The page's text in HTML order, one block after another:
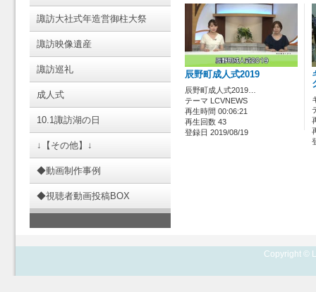
諏訪大社式年造営御柱大祭
諏訪映像遺産
諏訪巡礼
成人式
10.1諏訪湖の日
↓【その他】↓
◆動画制作事例
◆視聴者動画投稿BOX
辰野町成人式2019
辰野町成人式2019…
テーマ LCVNEWS
再生時間 00:06:21
再生回数 43
登録日 2019/08/19
Copyright ©